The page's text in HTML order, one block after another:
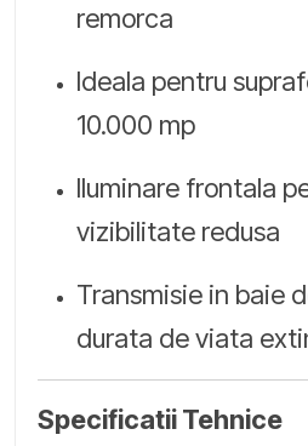
remorca
Ideala pentru
10.000 mp
Iluminare frontala
vizibilitate redusa
Transmisie in baie
durata de viata
Specificatii Tehnice